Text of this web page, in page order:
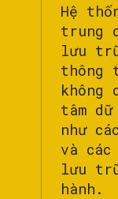
Hệ
trung
lưu
thông
không
tâm
như
và các
lưu trữ
hành.